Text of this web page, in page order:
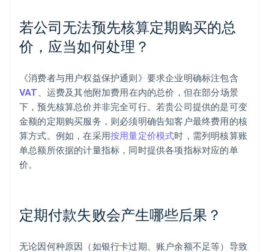
若公司无法预先核算定期购买的总
价，应当如何处理？
《消费者与用户权益保护通则》要求企业明确标注包含
VAT 、运费及其他附加费用在内的总价，但在部分场景
下，预先核算总价并非完全可行。若贵公司提供的是可变
金额的定期购买服务，则必须明确告知客户最终费用的核
算方式。例如，在采用按用量定价模式时，需列明核算账
单总额所依据的计量指标，同时提供各项指标对应的单
价。
定期付款失败会产生哪些后果？
无论因何种原因（如银行卡过期、账户余额不足等）导致